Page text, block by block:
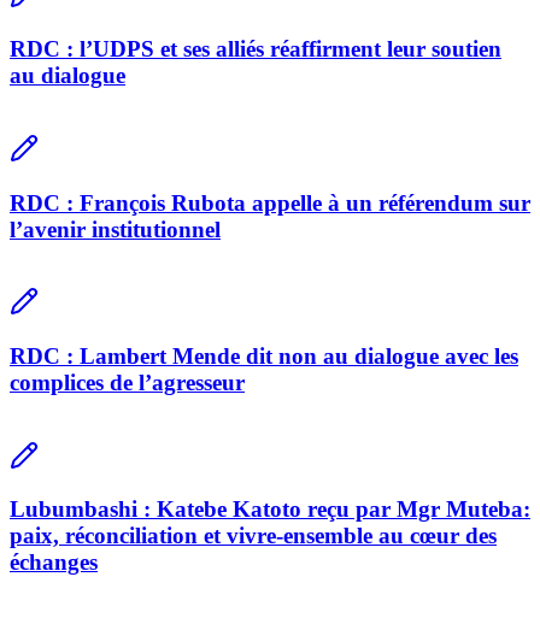
RDC : l’UDPS et ses alliés réaffirment leur soutien
au dialogue
RDC : François Rubota appelle à un référendum sur
l’avenir institutionnel
RDC : Lambert Mende dit non au dialogue avec les
complices de l’agresseur
Lubumbashi : Katebe Katoto reçu par Mgr Muteba:
paix, réconciliation et vivre-ensemble au cœur des
échanges